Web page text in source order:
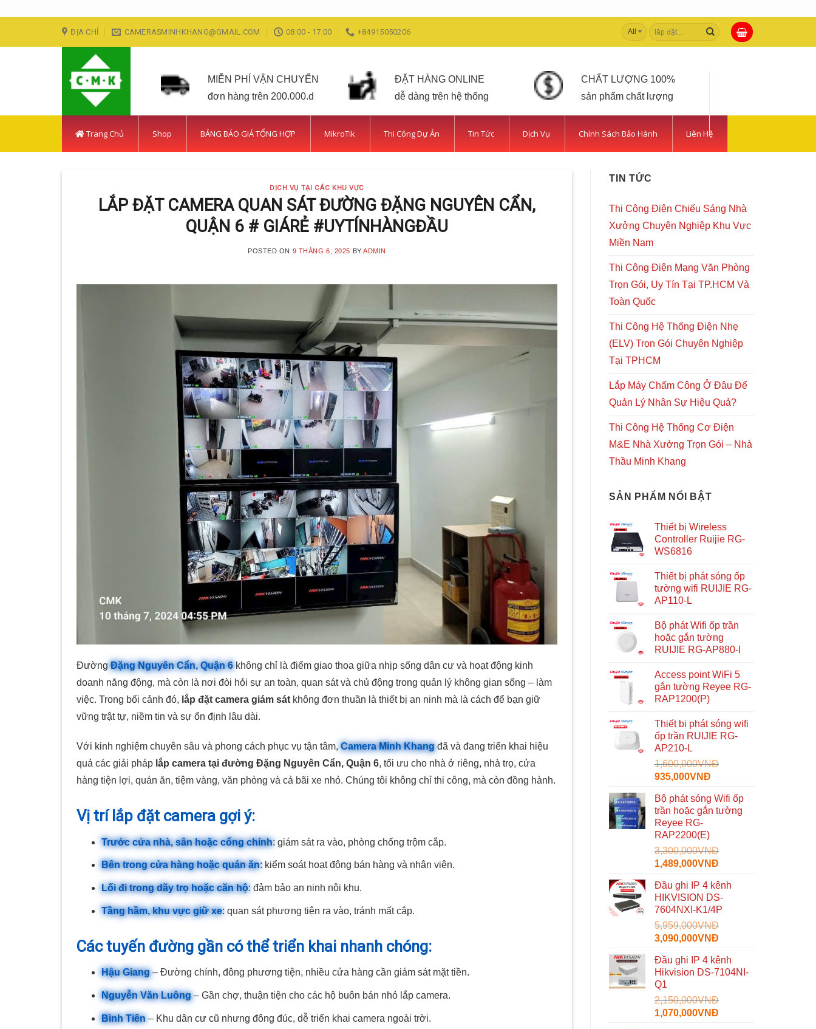
ĐỊA CHỈ CAMERASMINHKHANG@GMAIL.COM 08:00 - 17:00 +84915050206
Tìm
kiếm:
MIỄN PHÍ VẬN CHUYỂN
đơn hàng trên 200.000.d
ĐẶT HÀNG ONLINE
dễ dàng trên hệ thống
CHẤT LƯỢNG 100%
sản phẩm chất lượng
Trang Chủ Shop BẢNG BÁO GIÁ TỔNG HỢP MikroTik Thi Công Dự Án Tin Tức Dịch Vụ Chính Sách Bảo Hành Liên Hệ
DỊCH VỤ TẠI CÁC KHU VỰC
LẮP ĐẶT CAMERA QUAN SÁT ĐƯỜNG ĐẶNG NGUYÊN CẨN,
QUẬN 6 # GIÁRẺ #UYTÍNHÀNGĐẦU
POSTED ON 9 THÁNG 6, 2025 BYADMIN
Đường Đặng Nguyên Cẩn, Quận 6 không chỉ là điểm giao thoa giữa nhịp sống dân cư và hoạt động kinh
doanh năng động, mà còn là nơi đòi hỏi sự an toàn, quan sát và chủ động trong quản lý không gian sống – làm
việc. Trong bối cảnh đó, lắp đặt camera giám sát không đơn thuần là thiết bị an ninh mà là cách để bạn giữ
vững trật tự, niềm tin và sự ổn định lâu dài.
Với kinh nghiệm chuyên sâu và phong cách phục vụ tận tâm, Camera Minh Khangđã và đang triển khai hiệu
quả các giải pháp lắp camera tại đường Đặng Nguyên Cẩn, Quận 6, tối ưu cho nhà ở riêng, nhà trọ, cửa
hàng tiện lợi, quán ăn, tiệm vàng, văn phòng và cả bãi xe nhỏ. Chúng tôi không chỉ thi công, mà còn đồng hành.
Vị trí lắp đặt camera gợi ý:
Trước cửa nhà, sân hoặc cổng chính: giám sát ra vào, phòng chống trộm cắp.
Bên trong cửa hàng hoặc quán ăn: kiểm soát hoạt động bán hàng và nhân viên.
Lối đi trong dãy trọ hoặc căn hộ: đảm bảo an ninh nội khu.
Tầng hầm, khu vực giữ xe: quan sát phương tiện ra vào, tránh mất cắp.
Các tuyến đường gần có thể triển khai nhanh chóng:
Hậu Giang– Đường chính, đông phương tiện, nhiều cửa hàng cần giám sát mặt tiền.
Nguyễn Văn Luông– Gần chợ, thuận tiện cho các hộ buôn bán nhỏ lắp camera.
Bình Tiên– Khu dân cư cũ nhưng đông đúc, dễ triển khai camera ngoài trời.
TIN TỨC
Thi Công Điện Chiếu Sáng Nhà
Xưởng Chuyên Nghiệp Khu Vực
Miền Nam
Thi Công Điện Mạng Văn Phòng
Trọn Gói, Uy Tín Tại TP.HCM Và
Toàn Quốc
Thi Công Hệ Thống Điện Nhẹ
(ELV) Trọn Gói Chuyên Nghiệp
Tại TPHCM
Lắp Máy Chấm Công Ở Đâu Để
Quản Lý Nhân Sự Hiệu Quả?
Thi Công Hệ Thống Cơ Điện
M&E Nhà Xưởng Trọn Gói – Nhà
Thầu Minh Khang
SẢN PHẨM NỔI BẬT
Thiết bị Wireless
Controller Ruijie RG-
WS6816
Thiết bị phát sóng ốp
tường wifi RUIJIE RG-
AP110-L
Bộ phát Wifi ốp trần
hoặc gắn tường
RUIJIE RG-AP880-I
Access point WiFi 5
gắn tường Reyee RG-
RAP1200(P)
Thiết bị phát sóng wifi
ốp trần RUIJIE RG-
AP210-L
1,600,000VNĐ
Giá
là:
1,600,000VNĐ.
935,000VNĐ
tại
là:
Bộ phát sóng Wifi ốp
trần hoặc gắn tường
Reyee RG-
RAP2200(E)
3,300,000VNĐ
Giá
là:
3,300,000VNĐ.
1,489,000VNĐ
tại
là:
1,489,000VNĐ.
Đầu ghi IP 4 kênh
HIKVISION DS-
7604NXI-K1/4P
5,959,000VNĐ
Giá
là:
5,959,000VNĐ.
3,090,000VNĐ
tại
là:
Đầu ghi IP 4 kênh
Hikvision DS-7104NI-
Q1
2,150,000VNĐ
Giá
1,070,000VNĐ